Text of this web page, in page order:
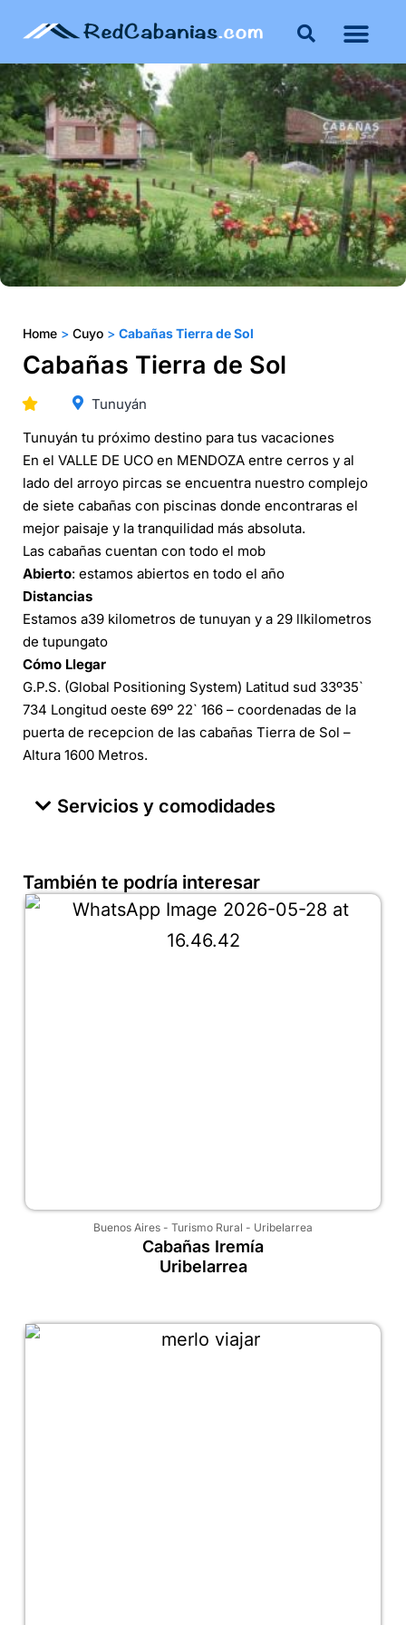
Home > Cuyo > Cabañas Tierra de Sol
Cabañas Tierra de Sol
Tunuyán
Tunuyán tu próximo destino para tus vacaciones
En el VALLE DE UCO en MENDOZA entre cerros y al
lado del arroyo pircas se encuentra nuestro complejo
de siete cabañas con piscinas donde encontraras el
mejor paisaje y la tranquilidad más absoluta.
Las cabañas cuentan con todo el mob
Abierto: estamos abiertos en todo el año
Distancias
Estamos a39 kilometros de tunuyan y a 29 llkilometros
de tupungato
Cómo Llegar
G.P.S. (Global Positioning System) Latitud sud 33º35`
734 Longitud oeste 69º 22` 166 – coordenadas de la
puerta de recepcion de las cabañas Tierra de Sol –
Altura 1600 Metros.
Servicios y comodidades
También te podría interesar
Buenos Aires - Turismo Rural - Uribelarrea
Cabañas Iremía
Uribelarrea